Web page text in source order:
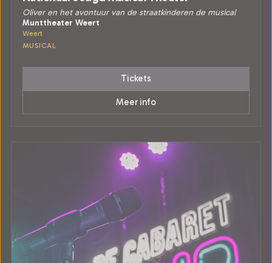
Oliver en het avontuur van de straatkinderen de musical
Munttheater Weert
Weert
MUSICAL
Tickets
Meer info